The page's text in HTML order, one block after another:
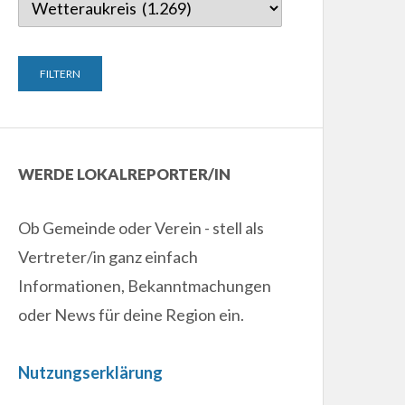
WERDE LOKALREPORTER/IN
Ob Gemeinde oder Verein - stell als
Vertreter/in ganz einfach
Informationen, Bekanntmachungen
oder News für deine Region ein.
Nutzungserklärung